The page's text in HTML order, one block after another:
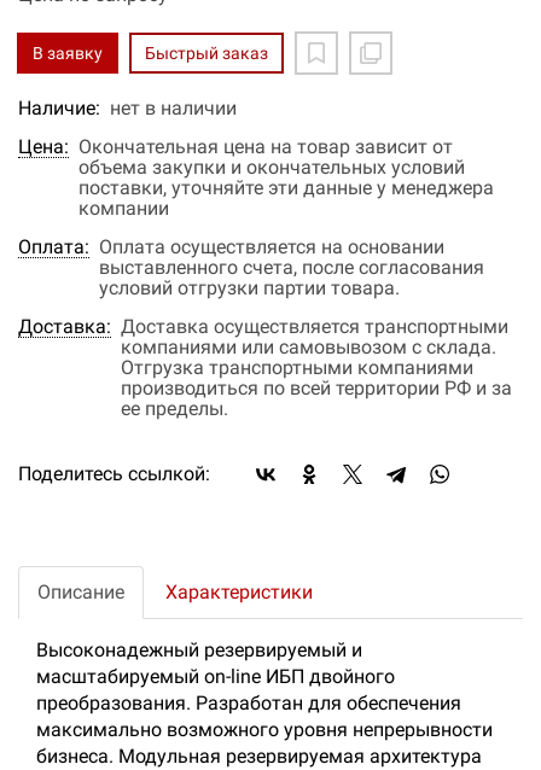
В заявку Быстрый заказ
Наличие: нет в наличии
Цена: Окончательная цена на товар зависит от
объема закупки и окончательных условий
поставки, уточняйте эти данные у менеджера
компании
Оплата: Оплата осуществляется на основании
выставленного счета, после согласования
условий отгрузки партии товара.
Доставка: Доставка осуществляется транспортными
компаниями или самовывозом с склада.
Отгрузка транспортными компаниями
производиться по всей территории РФ и за
ее пределы.
Поделитесь ссылкой:
Описание Характеристики
Высоконадежный резервируемый и
масштабируемый on-line ИБП двойного
преобразования. Разработан для обеспечения
максимально возможного уровня непрерывности
бизнеса. Модульная резервируемая архитектура